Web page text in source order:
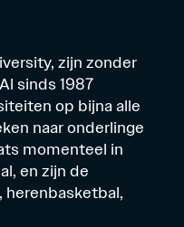
zijn zonder
sinds 1987
op bijna alle
naar onderlinge
momenteel in
en zijn de
herenbasketbal,